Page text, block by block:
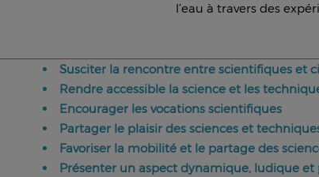
l’eau à travers des
Susciter la rencontre entre scientifiques et
Rendre accessible la science et les
Encourager les vocations scientifiques
Partager le plaisir des sciences et
Favoriser la mobilité et le partage des
Présenter un aspect dynamique, ludique